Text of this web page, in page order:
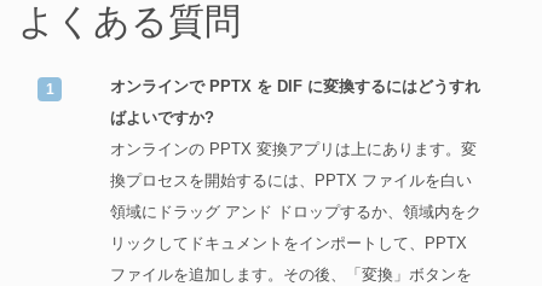
よくある質問
オンラインで PPTX を DIF に変換するにはどうすれ
ばよいですか?
オンラインの PPTX 変換アプリは上にあります。変
換プロセスを開始するには、PPTX ファイルを白い
領域にドラッグ アンド ドロップするか、領域内をク
リックしてドキュメントをインポートして、PPTX
ファイルを追加します。その後、「変換」ボタンを